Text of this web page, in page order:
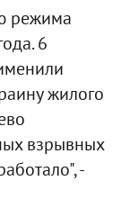
режима
6
жилого
взрывных
-